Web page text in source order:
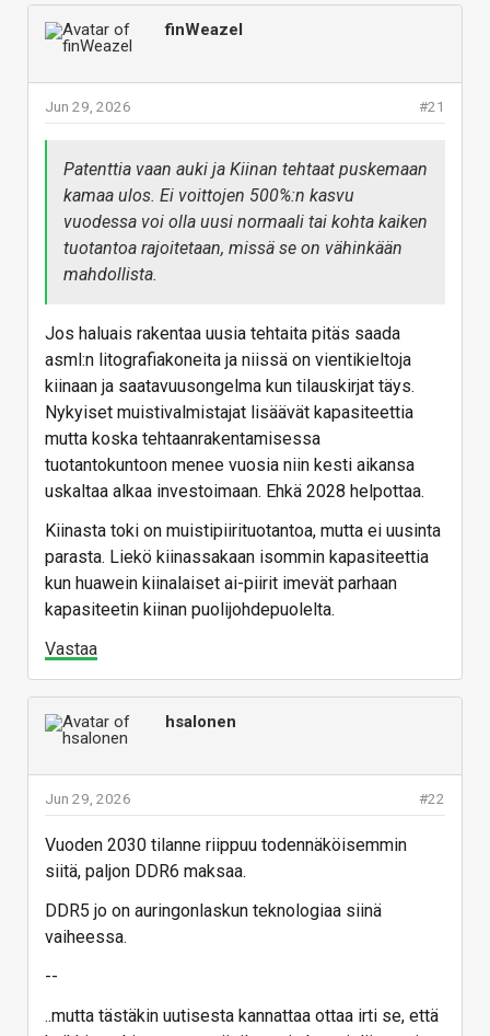
finWeazel
#21
Jun 29, 2026
Patenttia vaan auki ja Kiinan tehtaat puskemaan
kamaa ulos. Ei voittojen 500%:n kasvu
vuodessa voi olla uusi normaali tai kohta kaiken
tuotantoa rajoitetaan, missä se on vähinkään
mahdollista.
Jos haluais rakentaa uusia tehtaita pitäs saada
asml:n litografiakoneita ja niissä on vientikieltoja
kiinaan ja saatavuusongelma kun tilauskirjat täys.
Nykyiset muistivalmistajat lisäävät kapasiteettia
mutta koska tehtaanrakentamisessa
tuotantokuntoon menee vuosia niin kesti aikansa
uskaltaa alkaa investoimaan. Ehkä 2028 helpottaa.
Kiinasta toki on muistipiirituotantoa, mutta ei uusinta
parasta. Liekö kiinassakaan isommin kapasiteettia
kun huawein kiinalaiset ai-piirit imevät parhaan
kapasiteetin kiinan puolijohdepuolelta.
Vastaa
hsalonen
#22
Jun 29, 2026
Vuoden 2030 tilanne riippuu todennäköisemmin
siitä, paljon DDR6 maksaa.
DDR5 jo on auringonlaskun teknologiaa siinä
vaiheessa.
--
..mutta tästäkin uutisesta kannattaa ottaa irti se, että